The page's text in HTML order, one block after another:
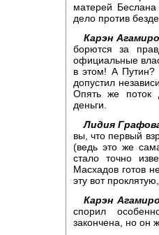
матерей Беслана
дело против
Карэн
борются за
официальные
в этом! А
допустил
Опять же поток
деньги.
Лидия
вы, что первый
(ведь это же
стало точно
Масхадов готов
эту вот
Карэн
спорил
закончена, но он